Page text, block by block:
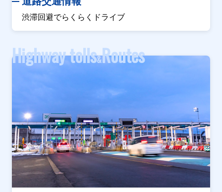
渋滞回避でらくらくドライブ
Highway tolls&Routes